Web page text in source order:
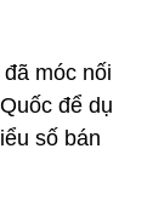
móc nối
để dụ
số bán